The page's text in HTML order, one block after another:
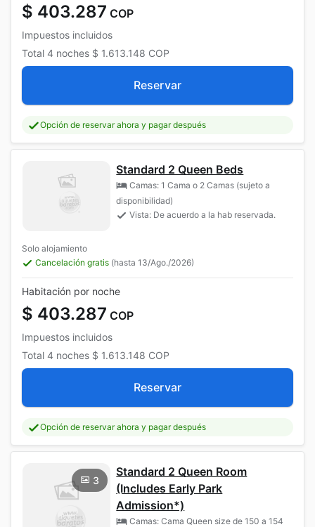
$ 403.287 COP
Impuestos incluidos
Total 4 noches $ 1.613.148 COP
Reservar
Opción de reservar ahora y pagar después
Standard 2 Queen Beds
Camas: 1 Cama o 2 Camas (sujeto a
disponibilidad)
Vista: De acuerdo a la hab reservada.
Solo alojamiento
Cancelación gratis (hasta 13/Ago./2026)
Habitación por noche
$ 403.287 COP
Impuestos incluidos
Total 4 noches $ 1.613.148 COP
Reservar
Opción de reservar ahora y pagar después
3
Standard 2 Queen Room
(Includes Early Park
Admission*)
Camas: Cama Queen size de 150 a 154